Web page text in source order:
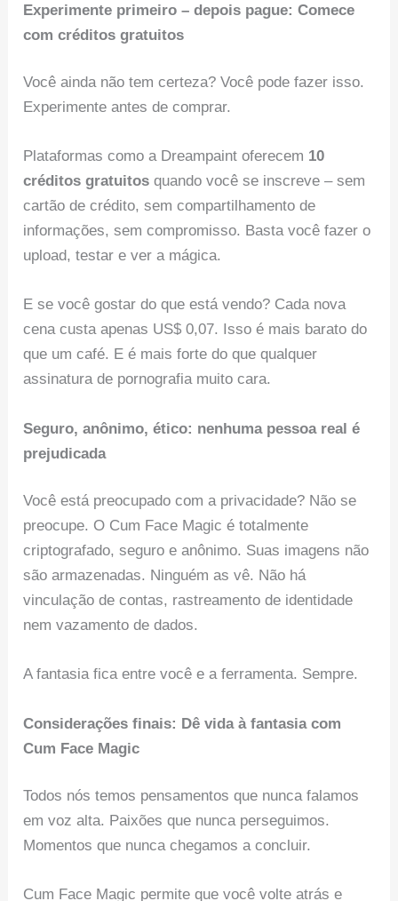
Experimente primeiro – depois pague: Comece
com créditos gratuitos
Você ainda não tem certeza? Você pode fazer isso.
Experimente antes de comprar.
Plataformas como a Dreampaint oferecem 10
créditos gratuitos quando você se inscreve – sem
cartão de crédito, sem compartilhamento de
informações, sem compromisso. Basta você fazer o
upload, testar e ver a mágica.
E se você gostar do que está vendo? Cada nova
cena custa apenas US$ 0,07. Isso é mais barato do
que um café. E é mais forte do que qualquer
assinatura de pornografia muito cara.
Seguro, anônimo, ético: nenhuma pessoa real é
prejudicada
Você está preocupado com a privacidade? Não se
preocupe. O Cum Face Magic é totalmente
criptografado, seguro e anônimo. Suas imagens não
são armazenadas. Ninguém as vê. Não há
vinculação de contas, rastreamento de identidade
nem vazamento de dados.
A fantasia fica entre você e a ferramenta. Sempre.
Considerações finais: Dê vida à fantasia com
Cum Face Magic
Todos nós temos pensamentos que nunca falamos
em voz alta. Paixões que nunca perseguimos.
Momentos que nunca chegamos a concluir.
Cum Face Magic permite que você volte atrás e